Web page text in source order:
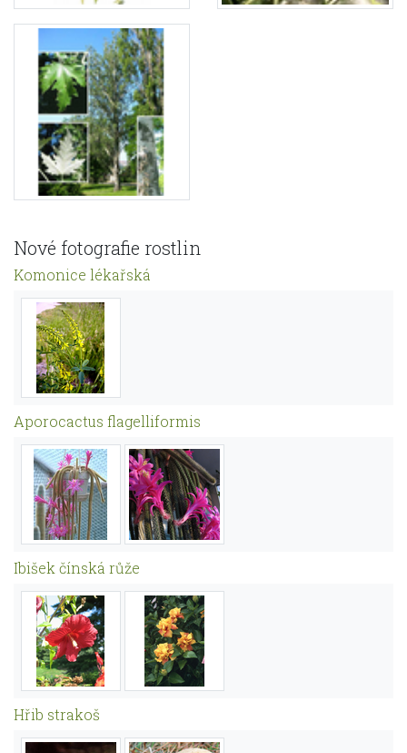
Nové fotografie rostlin
Komonice lékařská
Aporocactus flagelliformis
Ibišek čínská růže
Hřib strakoš